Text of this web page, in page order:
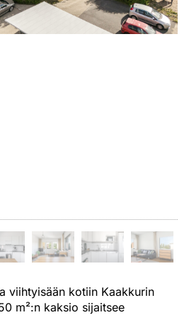
viihtyisään kotiin Kaakkurin
m²:n kaksio sijaitsee